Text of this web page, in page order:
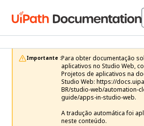
Importante :Para obter documentação
aplicativos no Studio Web,
Projetos de aplicativos na
Studio Web: https://
BR/studio-web/automation-
guide/apps-in-studio-web.
A tradução automática foi
neste conteúdo.